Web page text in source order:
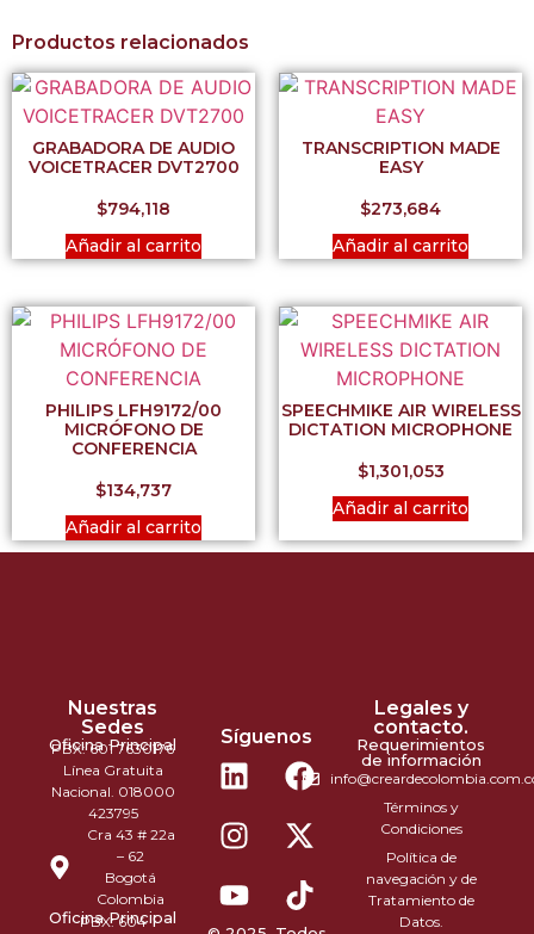
Productos relacionados
GRABADORA DE AUDIO
VOICETRACER DVT2700
$794,118
Añadir al carrito
TRANSCRIPTION MADE
EASY
$273,684
Añadir al carrito
PHILIPS LFH9172/00
MICRÓFONO DE
CONFERENCIA
$134,737
Añadir al carrito
SPEECHMIKE AIR WIRELESS
DICTATION MICROPHONE
$1,301,053
Añadir al carrito
Nuestras
Sedes
Oficina Principal
PBX: 601 7630176
Línea Gratuita
Nacional. 018000
423795
Cra 43 # 22a
– 62
Bogotá
Colombia
Oficina Principal
PBX: 604
Síguenos
Legales y
contacto.
Requerimientos
de información
Términos y
Condiciones
Política de
navegación y de
Tratamiento de
Datos.